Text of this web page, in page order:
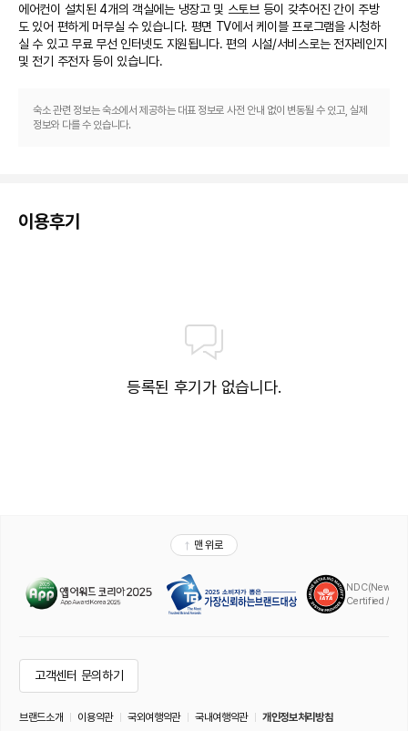
에어컨이 설치된 4개의 객실에는 냉장고 및 스토브 등이 갖추어진 간이 주방
도 있어 편하게 머무실 수 있습니다. 평면 TV에서 케이블 프로그램을 시청하
실 수 있고 무료 무선 인터넷도 지원됩니다. 편의 시설/서비스로는 전자레인지
및 전기 주전자 등이 있습니다.
숙소 관련 정보는 숙소에서 제공하는 대표 정보로 사전 안내 없이 변동될 수 있고, 실제
정보와 다를 수 있습니다.
이용후기
등록된 후기가 없습니다.